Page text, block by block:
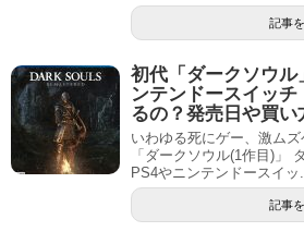
記事
初代「ダークソウル
ンテンドースイッ
るの？発売日や買い
いわゆる死にゲー、激ム
「ダークソウル(1作目)」
PS4やニンテンドースイッ...
記事